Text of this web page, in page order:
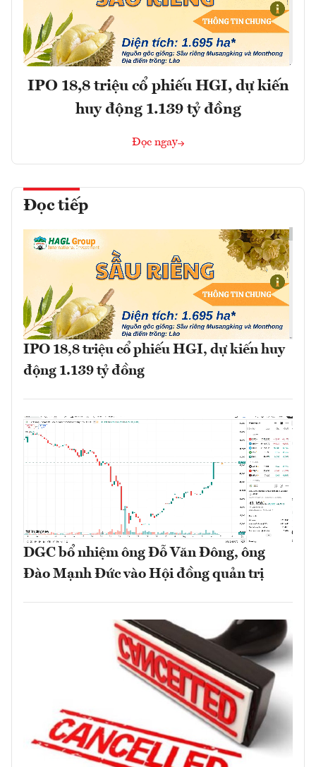
IPO 18,8 triệu cổ phiếu HGI, dự kiến
huy động 1.139 tỷ đồng
Đọc ngay
Đọc tiếp
IPO 18,8 triệu cổ phiếu HGI, dự kiến huy
động 1.139 tỷ đồng
DGC bổ nhiệm ông Đỗ Văn Đông, ông
Đào Mạnh Đức vào Hội đồng quản trị